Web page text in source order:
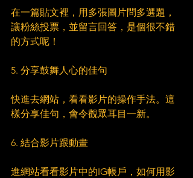
在一篇貼文裡，用多張圖片問多選題，
讓粉絲投票，並留言回答，是個很不錯
的方式呢！
5. 分享鼓舞人心的佳句
快進去網站，看看影片的操作手法。這
樣分享佳句，會令觀眾耳目一新。
6. 結合影片跟動畫
進網站看看影片中的IG帳戶，如何用影